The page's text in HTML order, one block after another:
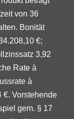
von 36
Bonität
€;
3,92
Rate à
à
€. Vorstehende
gem. § 17